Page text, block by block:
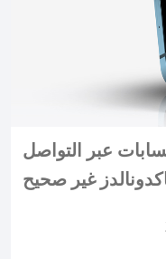
عبر التواصل
غير صحيح